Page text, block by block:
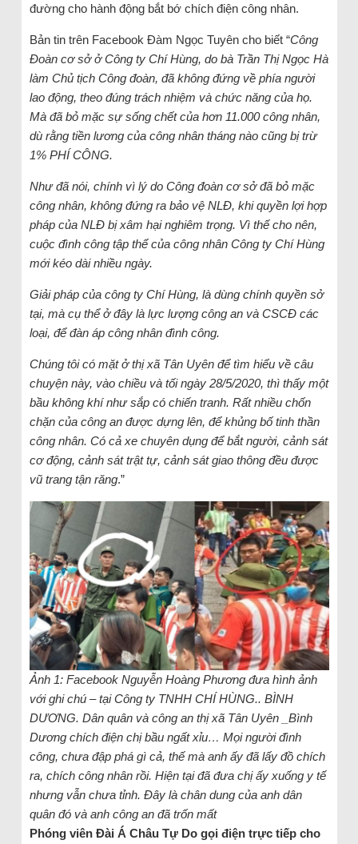
đường cho hành động bắt bớ chích điện công nhân.
Bản tin trên Facebook Đàm Ngọc Tuyên cho biết “Công
Đoàn cơ sở ở Công ty Chí Hùng, do bà Trần Thị Ngọc Hà
làm Chủ tịch Công đoàn, đã không đứng về phía người
lao động, theo đúng trách nhiệm và chức năng của họ.
Mà đã bỏ mặc sự sống chết của hơn 11.000 công nhân,
dù rằng tiền lương của công nhân tháng nào cũng bị trừ
1% PHÍ CÔNG.
Như đã nói, chính vì lý do Công đoàn cơ sở đã bỏ mặc
công nhân, không đứng ra bảo vệ NLĐ, khi quyền lợi hợp
pháp của NLĐ bị xâm hại nghiêm trọng. Vì thế cho nên,
cuộc đình công tập thể của công nhân Công ty Chí Hùng
mới kéo dài nhiều ngày.
Giải pháp của công ty Chí Hùng, là dùng chính quyền sở
tại, mà cụ thể ở đây là lực lượng công an và CSCĐ các
loại, để đàn áp công nhân đình công.
Chúng tôi có mặt ở thị xã Tân Uyên để tìm hiểu về câu
chuyện này, vào chiều và tối ngày 28/5/2020, thì thấy một
bầu không khí như sắp có chiến tranh. Rất nhiều chốn
chặn của công an được dựng lên, để khủng bố tinh thần
công nhân. Có cả xe chuyên dụng để bắt người, cảnh sát
cơ động, cảnh sát trật tự, cảnh sát giao thông đều được
vũ trang tận răng.”
Ảnh 1: Facebook Nguyễn Hoàng Phương đưa hình ảnh
với ghi chú – tại Công ty TNHH CHÍ HÙNG.. BÌNH
DƯƠNG. Dân quân và công an thị xã Tân Uyên _Bình
Dương chích điện chị bầu ngất xỉu… Mọi người đình
công, chưa đập phá gì cả, thế mà anh ấy đã lấy đồ chích
ra, chích công nhân rồi. Hiện tại đã đưa chị ấy xuống y tế
nhưng vẫn chưa tỉnh. Đây là chân dung của anh dân
quân đó và anh công an đã trốn mất
Phóng viên Đài Á Châu Tự Do gọi điện trực tiếp cho